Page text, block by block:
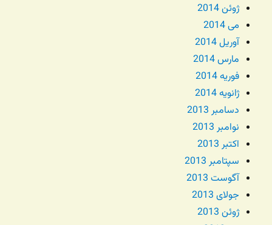
ژوئن 2014
می 2014
آوریل 2014
مارس 2014
فوریه 2014
ژانویه 2014
دسامبر 2013
نوامبر 2013
اکتبر 2013
سپتامبر 2013
آگوست 2013
جولای 2013
ژوئن 2013